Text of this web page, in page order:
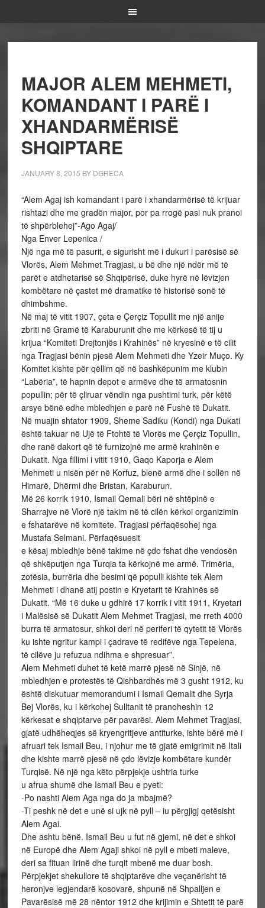
MAJOR ALEM MEHMETI,
KOMANDANT I PARË I
XHANDARMËRISË
SHQIPTARE
JANUARY 8, 2015 BY DGRECA
“Alem Agaj ish komandant i parë i xhandarmërisë të krijuar
rishtazi dhe me gradën major, por pa rrogë pasi nuk pranoi
të shpërblehej”-Ago Agaj/
Nga Enver Lepenica /
Një nga më të pasurit, e sigurisht më i dukuri i parësisë së
Vlorës, Alem Mehmet Tragjasi, u bë dhe një ndër më të
parët e atdhetarisë së Shqipërisë, duke hyrë në lëvizjen
kombëtare në çastet më dramatike të historisë sonë të
dhimbshme.
Në maj të vitit 1907, çeta e Çerçiz Topullit me një anije
zbriti në Gramë të Karaburunit dhe me kërkesë të tij u
krijua “Komiteti Drejtonjës i Krahinës” në kryesinë e të cilit
nga Tragjasi bënin pjesë Alem Mehmeti dhe Yzeir Muço. Ky
Komitet kishte për qëllim që në bashkëpunim me klubin
“Labëria”, të hapnin depot e armëve dhe të armatosnin
popullin; për të çliruar vëndin nga pushtimi turk, për këtë
arsye bënë edhe mbledhjen e parë në Fushë të Dukatit.
Në muajin shtator 1909, Sheme Sadiku (Kondi) nga Dukati
është takuar në Ujë të Ftohtë të Vlorës me Çerçiz Topullin,
dhe ranë dakort që të furnizojnë me armë krahinën e
Dukatit. Nga fillimi i vitit 1910, Gaqo Kaporja e Alem
Mehmeti u nisën për në Korfuz, blenë armë dhe i sollën në
Himarë, Dhërmi dhe Bristan, Karaburun.
Më 26 korrik 1910, Ismail Qemali bëri në shtëpinë e
Sharrajve në Vlorë një takim në të cilën kërkoi organizimin
e fshatarëve në komitete. Tragjasi përfaqësohej nga
Mustafa Selmani. Përfaqësuesit
e kësaj mbledhje bënë takime në çdo fshat dhe vendosën
që shkëputjen nga Turqia ta kërkojnë me armë. Trimëria,
zotësia, burrëria dhe besimi që populli kishte tek Alem
Mehmeti i dhanë atij postin e Kryetarit të Krahinës së
Dukatit. “Më 16 duke u gdhirë 17 korrik i vitit 1911, Kryetari
i Malësisë së Dukatit Alem Mehmet Tragjasi, me rreth 4000
burra të armatosur, shkoi deri në periferi të qytetit të Vlorës
ku ishte ngritur kampi i çadrave të redifëve nga Tepelena,
të cilëve ju refuzua ndihma e shpresuar”.
Alem Mehmeti duhet të ketë marrë pjesë në Sinjë, në
mbledhjen e protestës të Qishbardhës më 3 gusht 1912, ku
është diskutuar memorandumi i Ismail Qemalit dhe Syrja
Bej Vlorës, ku i kërkohej Sulltanit të pranoheshin 12
kërkesat e shqiptarve për pavarësi. Alem Mehmet Tragjasi,
gjatë udhëheqjes së kryengritjeve antiturke, ishte bërë më i
afruari tek Ismail Beu, i njohur me të gjatë emigrimit në Itali
dhe kishte marrë pjesë në çdo lëvizje kombëtare kundër
Turqisë. Në një nga këto përpjekje ushtria turke
u afrua shumë dhe Ismail Beu e pyeti:
-Po nashti Alem Aga nga do ja mbajmë?
-Ti peshk në det e unë si ujk në pyll – iu përgjigj qetësisht
Alem Agai.
Dhe ashtu bënë. Ismail Beu u fut në gjemi, në det e shkoi
në Europë dhe Alem Agaji shkoi në pyll e mbeti maleve,
deri sa fituan lirinë dhe turqit mbenë me duar bosh.
Përpjekjet shekullore të shqiptarëve dhe veçanërisht të
heronjve legjendarë kosovarë, shpunë në Shpalljen e
Pavarësisë më 28 nëntor 1912 dhe krijimin e Shtetit të parë